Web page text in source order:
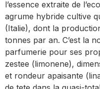
l’essence extraite de
agrume hybride cultive
(Italie), dont la
tonnes par an. C’est la
parfumerie pour ses
zestee (limonene),
et rondeur apaisante